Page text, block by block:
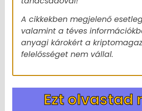
A cikkekben megjelenő
valamint a téves
anyagi károkért a
felelősséget nem vállal.
Ezt olvastad